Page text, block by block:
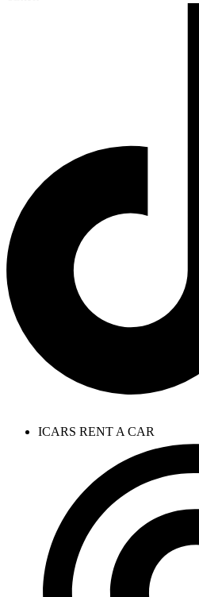
ICARS RENT A CAR